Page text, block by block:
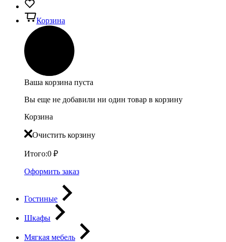
Корзина
Ваша корзина пуста
Вы еще не добавили ни один товар в корзину
Корзина
Очистить корзину
Итого:0 ₽
Оформить заказ
Гостиные
Шкафы
Мягкая мебель